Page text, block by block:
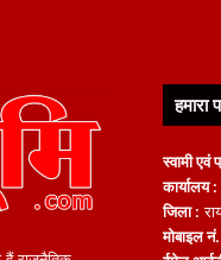
हमारा
स्वामी
कार्यालय :
जिला :
मोबाइल